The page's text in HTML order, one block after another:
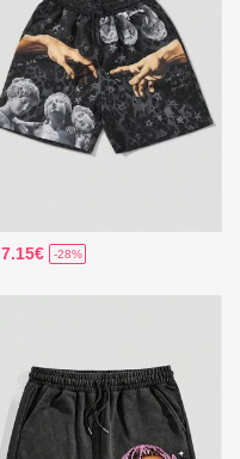
7.15€ -28%